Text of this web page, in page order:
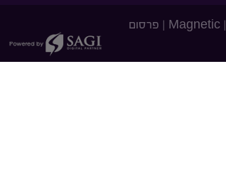
|
Magnetic
| פרסום